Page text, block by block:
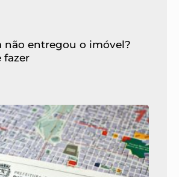
não entregou o imóvel?
fazer